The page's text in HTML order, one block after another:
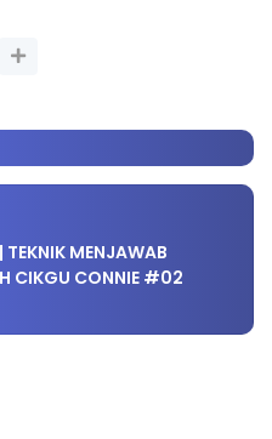
MENJAWAB
CIKGU CONNIE #02